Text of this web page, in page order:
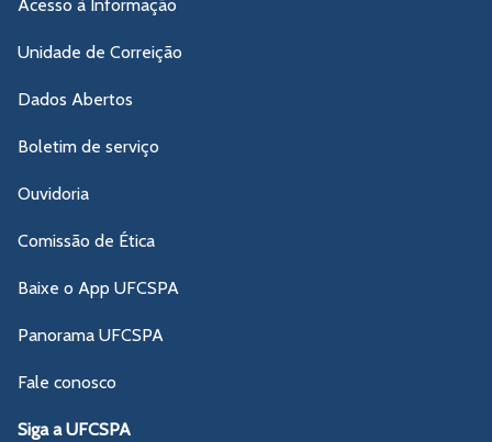
Acesso à Informação
Unidade de Correição
Dados Abertos
Boletim de serviço
Ouvidoria
Comissão de Ética
Baixe o App UFCSPA
Panorama UFCSPA
Fale conosco
Siga a UFCSPA